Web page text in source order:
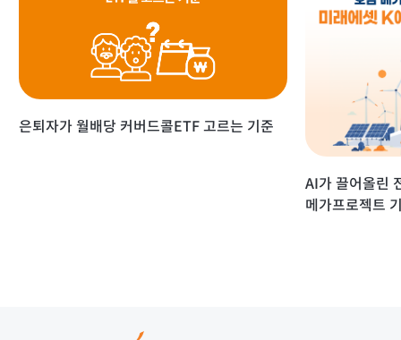
은퇴자가 월배당 커버드콜ETF 고르는 기준
AI가 끌어올린
메가프로젝트